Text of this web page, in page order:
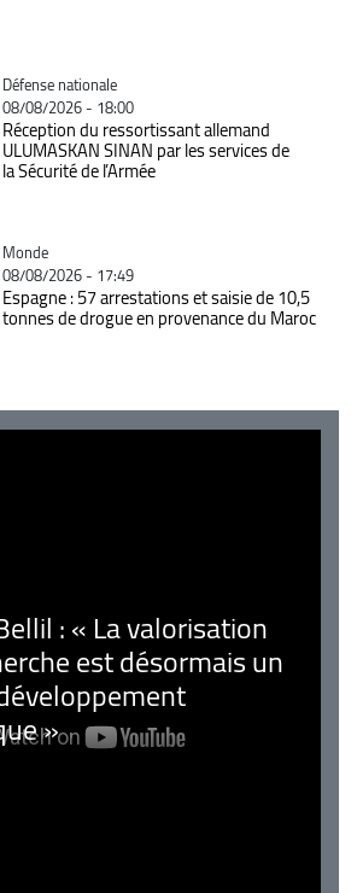
Catégorie
Défense nationale
08/08/2026 - 18:00
Réception du ressortissant allemand
ULUMASKAN SINAN par les services de
la Sécurité de l’Armée
Catégorie
Monde
08/08/2026 - 17:49
Espagne : 57 arrestations et saisie de 10,5
tonnes de drogue en provenance du Maroc
: « La valorisation
est désormais un
»